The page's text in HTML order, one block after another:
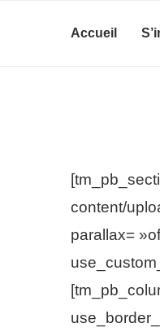
Accueil
content/
parallax=